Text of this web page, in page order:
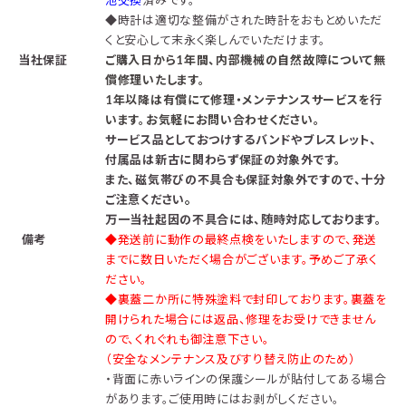
◆時計は適切な整備がされた時計をおもとめいただ
くと安心して末永く楽しんでいただけます。
当社保証
ご購入日から1年間、内部機械の自然故障について無
償修理いたします。
1年以降は有償にて修理・メンテナンスサービスを行
います。お気軽にお問い合わせください。
サービス品としておつけするバンドやブレスレット、
付属品は新古に関わらず保証の対象外です。
また、磁気帯びの不具合も保証対象外ですので、十分
ご注意ください。
万一当社起因の不具合には、随時対応しております。
備考
◆発送前に動作の最終点検をいたしますので、発送
までに数日いただく場合がございます。予めご了承く
ださい。
◆裏蓋二か所に特殊塗料で封印しております。裏蓋を
開けられた場合には返品、修理をお受けできません
ので、くれぐれも御注意下さい。
（安全なメンテナンス及びすり替え防止のため）
・背面に赤いラインの保護シールが貼付してある場合
があります。ご使用時にはお剥がしください。